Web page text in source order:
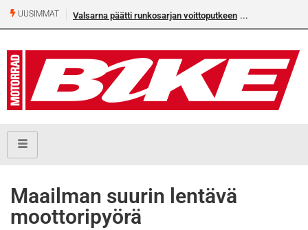
UUSIMMAT Valsarna päätti runkosarjan voittoputkeen
Maailman suurin lentävä
moottoripyörä